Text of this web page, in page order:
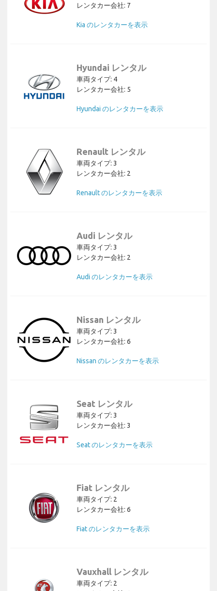
レンタカー会社: 7
Kia のレンタカーを表示
Hyundai レンタル
車両タイプ: 4
レンタカー会社: 5
Hyundai のレンタカーを表示
Renault レンタル
車両タイプ: 3
レンタカー会社: 2
Renault のレンタカーを表示
Audi レンタル
車両タイプ: 3
レンタカー会社: 2
Audi のレンタカーを表示
Nissan レンタル
車両タイプ: 3
レンタカー会社: 6
Nissan のレンタカーを表示
Seat レンタル
車両タイプ: 3
レンタカー会社: 3
Seat のレンタカーを表示
Fiat レンタル
車両タイプ: 2
レンタカー会社: 6
Fiat のレンタカーを表示
Vauxhall レンタル
車両タイプ: 2